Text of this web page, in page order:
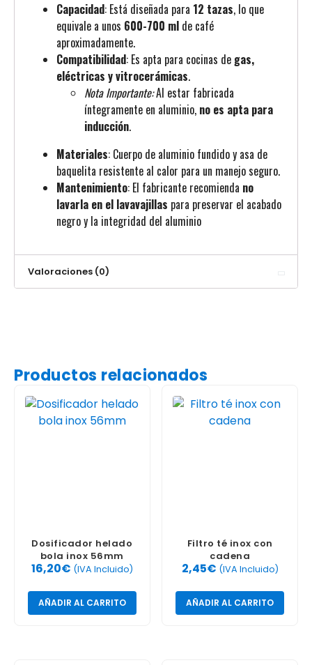
Capacidad: Está diseñada para 12 tazas, lo que
equivale a unos 600-700 ml de café
aproximadamente.
Compatibilidad: Es apta para cocinas de gas,
eléctricas y vitrocerámicas.
Nota Importante:Al estar fabricada
íntegramente en aluminio, no es apta para
inducción.
Materiales: Cuerpo de aluminio fundido y asa de
baquelita resistente al calor para un manejo seguro.
Mantenimiento: El fabricante recomienda no
lavarla en el lavavajillas para preservar el acabado
negro y la integridad del aluminio
Valoraciones (0)
Productos relacionados
Dosificador helado
bola inox 56mm
16,20€ (IVA Incluido)
AÑADIR AL CARRITO
Filtro té inox con
cadena
2,45€ (IVA Incluido)
AÑADIR AL CARRITO